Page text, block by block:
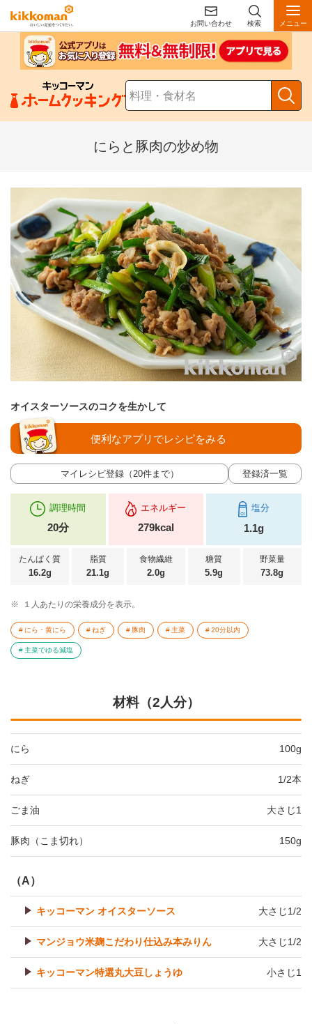
お問い合わせ 検索 メニュー
にらと豚肉の炒め物
オイスターソースのコクを生かして
マイレシピ登録（20件まで） 登録済一覧
便利なアプリでレシピをみる
調理時間
20分
エネルギー
279kcal
塩分
1.1g
たんぱく質
16.2g
脂質
21.1g
食物繊維
2.0g
糖質
5.9g
野菜量
73.8g
※ １人あたりの栄養成分を表示。
にら・黄にら ねぎ 豚肉 主菜 20分以内
主菜でゆる減塩
材料（2人分）
にら 100g
ねぎ 1/2本
ごま油 大さじ1
豚肉（こま切れ） 150g
（A）
キッコーマン オイスターソース 大さじ1/2
マンジョウ米麹こだわり仕込み本みりん 大さじ1/2
キッコーマン特選丸大豆しょうゆ 小さじ1